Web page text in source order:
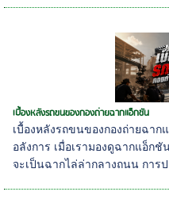
เบื้องหลังรถขนของกองถ่ายฉากแอ็กชัน
เบื้องหลังรถขนของกองถ่ายฉาก
อลังการ เมื่อเรามองดูฉากแอ็ก
จะเป็นฉากไล่ล่ากลางถนน การ